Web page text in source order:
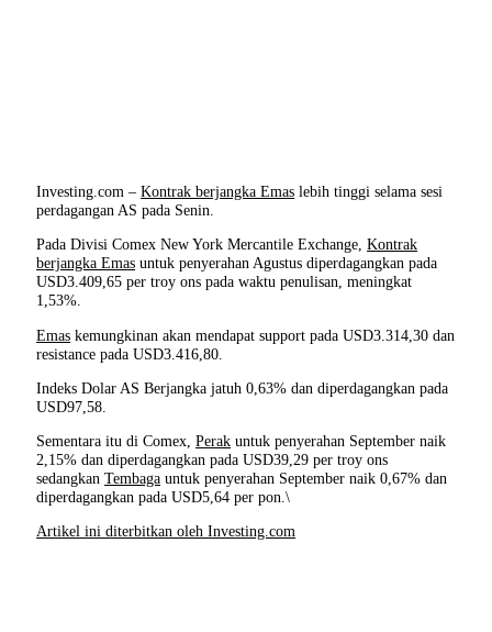
Investing.com –Kontrak berjangka Emas lebih tinggi selama sesi
perdagangan AS pada Senin.
Pada Divisi Comex New York Mercantile Exchange,Kontrak
berjangka Emas untuk penyerahan Agustus diperdagangkan pada
USD3.409,65 per troy ons pada waktu penulisan, meningkat
1,53%.
Emas kemungkinan akan mendapat support pada USD3.314,30 dan
resistance pada USD3.416,80.
Indeks Dolar AS Berjangka jatuh 0,63% dan diperdagangkan pada
USD97,58.
Sementara itu di Comex,Perak untuk penyerahan September naik
2,15% dan diperdagangkan pada USD39,29 per troy ons
sedangkanTembaga untuk penyerahan September naik 0,67% dan
diperdagangkan pada USD5,64 per pon.\
Artikel ini diterbitkan oleh Investing.com